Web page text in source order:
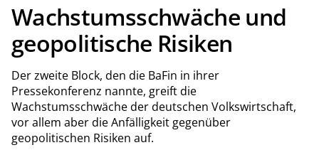
Wachstumsschwäche und
geopolitische Risiken
Der zweite Block, den die BaFin in ihrer
Pressekonferenz nannte, greift die
Wachstumsschwäche der deutschen Volkswirtschaft,
vor allem aber die Anfälligkeit gegenüber
geopolitischen Risiken auf.